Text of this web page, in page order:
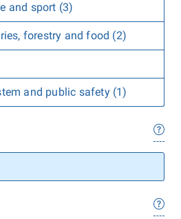
and sport (3)
forestry and food (2)
and public safety (1)